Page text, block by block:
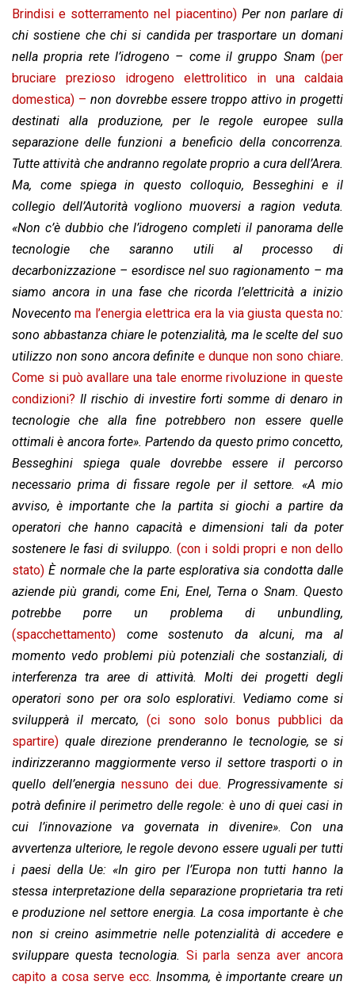
Brindisi e sotterramento nel piacentino)Per non parlare di
chi sostiene che chi si candida per trasportare un domani
nella propria rete l’idrogeno – come il gruppo Snam (per
bruciare prezioso idrogeno elettrolitico in una caldaia
domestica) – non dovrebbe essere troppo attivo in progetti
destinati alla produzione, per le regole europee sulla
separazione delle funzioni a beneficio della concorrenza.
Tutte attività che andranno regolate proprio a cura dell’Arera.
Ma, come spiega in questo colloquio, Besseghini e il
collegio dell’Autorità vogliono muoversi a ragion veduta.
«Non c’è dubbio che l’idrogeno completi il panorama delle
tecnologie che saranno utili al processo di
decarbonizzazione – esordisce nel suo ragionamento – ma
siamo ancora in una fase che ricorda l’elettricità a inizio
Novecento ma l’energia elettrica era la via giusta questa no:
sono abbastanza chiare le potenzialità, ma le scelte del suo
utilizzo non sono ancora definite e dunque non sono chiare.
Come si può avallare una tale enorme rivoluzione in queste
condizioni? Il rischio di investire forti somme di denaro in
tecnologie che alla fine potrebbero non essere quelle
ottimali è ancora forte». Partendo da questo primo concetto,
Besseghini spiega quale dovrebbe essere il percorso
necessario prima di fissare regole per il settore. «A mio
avviso, è importante che la partita si giochi a partire da
operatori che hanno capacità e dimensioni tali da poter
sostenere le fasi di sviluppo. (con i soldi propri e non dello
stato)È normale che la parte esplorativa sia condotta dalle
aziende più grandi, come Eni, Enel, Terna o Snam. Questo
potrebbe porre un problema di unbundling,
(spacchettamento) come sostenuto da alcuni, ma al
momento vedo problemi più potenziali che sostanziali, di
interferenza tra aree di attività. Molti dei progetti degli
operatori sono per ora solo esplorativi. Vediamo come si
svilupperà il mercato, (ci sono solo bonus pubblici da
spartire) quale direzione prenderanno le tecnologie, se si
indirizzeranno maggiormente verso il settore trasporti o in
quello dell’energia nessuno dei due. Progressivamente si
potrà definire il perimetro delle regole: è uno di quei casi in
cui l’innovazione va governata in divenire». Con una
avvertenza ulteriore, le regole devono essere uguali per tutti
i paesi della Ue: «In giro per l’Europa non tutti hanno la
stessa interpretazione della separazione proprietaria tra reti
e produzione nel settore energia. La cosa importante è che
non si creino asimmetrie nelle potenzialità di accedere e
sviluppare questa tecnologia. Si parla senza aver ancora
capito a cosa serve ecc. Insomma, è importante creare un